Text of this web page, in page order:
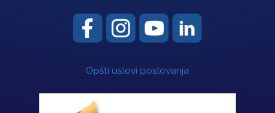
Opšti uslovi poslovanja